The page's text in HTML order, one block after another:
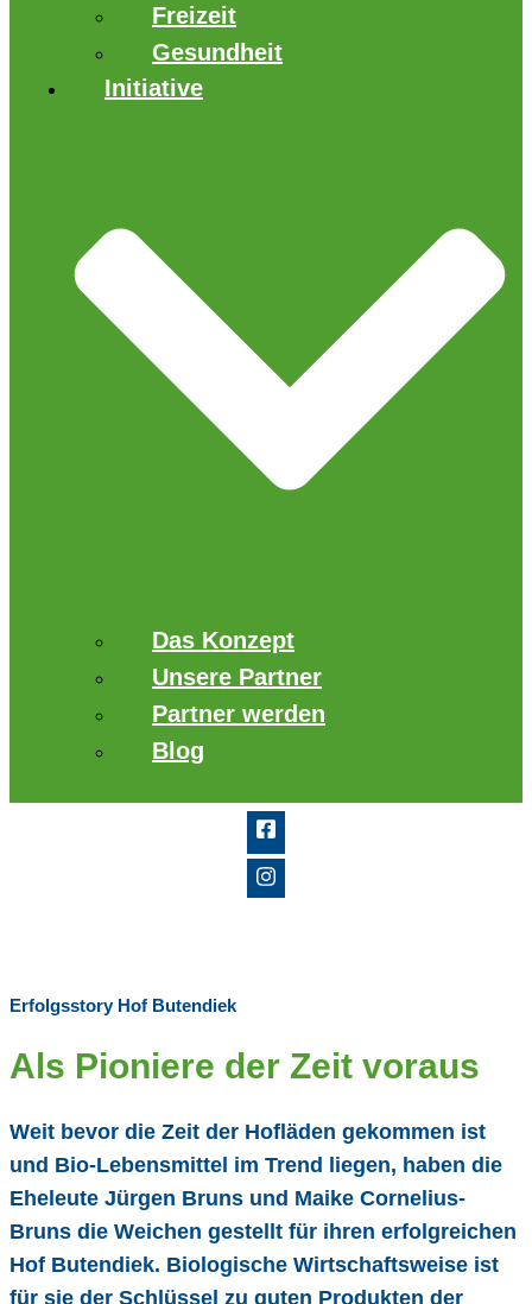
Freizeit
Gesundheit
Initiative
Das Konzept
Unsere Partner
Partner werden
Blog
Erfolgsstory Hof Butendiek
Als Pioniere der Zeit voraus
Weit bevor die Zeit der Hofläden gekommen ist
und Bio-Lebensmittel im Trend liegen, haben die
Eheleute Jürgen Bruns und Maike Cornelius-
Bruns die Weichen gestellt für ihren erfolgreichen
Hof Butendiek. Biologische Wirtschaftsweise ist
für sie der Schlüssel zu guten Produkten der